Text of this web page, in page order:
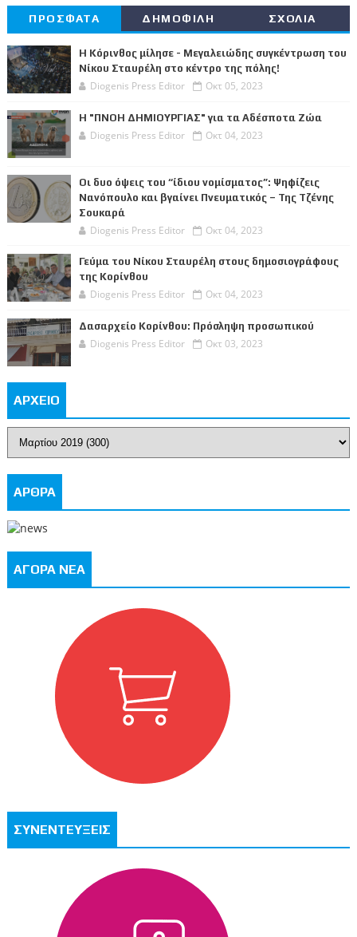
ΠΡΟΣΦΑΤΑ ΔΗΜΟΦΙΛΗ ΣΧΟΛΙΑ
Η Κόρινθος μίλησε - Μεγαλειώδης συγκέντρωση του
Νίκου Σταυρέλη στο κέντρο της πόλης!
Diogenis Press Editor Οκτ 05, 2023
Η "ΠΝΟΗ ΔΗΜΙΟΥΡΓΙΑΣ" για τα Αδέσποτα Ζώα
Diogenis Press Editor Οκτ 04, 2023
Οι δυο όψεις του “ίδιου νομίσματος”: Ψηφίζεις
Νανόπουλο και βγαίνει Πνευματικός – Της Τζένης
Σουκαρά
Diogenis Press Editor Οκτ 04, 2023
Γεύμα του Νίκου Σταυρέλη στους δημοσιογράφους
της Κορίνθου
Diogenis Press Editor Οκτ 04, 2023
Δασαρχείο Κορίνθου: Πρόσληψη προσωπικού
Diogenis Press Editor Οκτ 03, 2023
ΑΡΧΕΙΟ
ΑΡΘΡΑ
ΑΓΟΡΑ ΝΕΑ
ΣΥΝΕΝΤΕΥΞΕΙΣ